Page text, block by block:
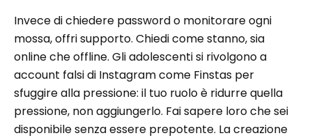
Invece di chiedere password o monitorare ogni
mossa, offri supporto. Chiedi come stanno, sia
online che offline. Gli adolescenti si rivolgono a
account falsi di Instagram come Finstas per
sfuggire alla pressione: il tuo ruolo è ridurre quella
pressione, non aggiungerlo. Fai sapere loro che sei
disponibile senza essere prepotente. La creazione